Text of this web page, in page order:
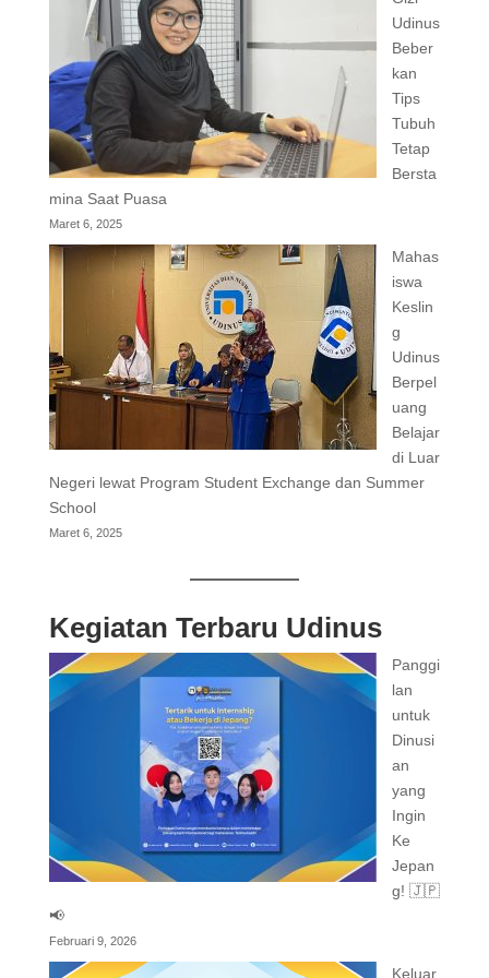
Udinus
Beber
kan
Tips
Tubuh
Tetap
Bersta
mina Saat Puasa
Maret 6, 2025
Mahas
iswa
Keslin
g
Udinus
Berpel
uang
Belajar
di Luar
Negeri lewat Program Student Exchange dan Summer
School
Maret 6, 2025
Kegiatan Terbaru Udinus
Panggi
lan
untuk
Dinusi
an
yang
Ingin
Ke
Jepan
g! 🇯🇵
📢
Februari 9, 2026
Keluar